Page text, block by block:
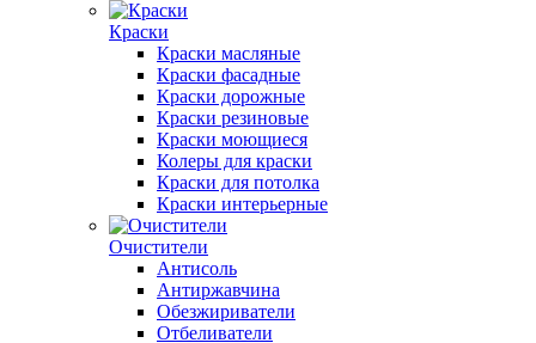
Краски
Краски масляные
Краски фасадные
Краски дорожные
Краски резиновые
Краски моющиеся
Колеры для краски
Краски для потолка
Краски интерьерные
Очистители
Антисоль
Антиржавчина
Обезжириватели
Отбеливатели